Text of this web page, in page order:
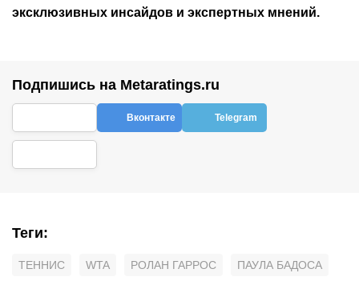
эксклюзивных инсайдов и экспертных мнений.
Подпишись на Metaratings.ru
Вконтакте Telegram
Теги:
ТЕННИС WTA РОЛАН ГАРРОС ПАУЛА БАДОСА